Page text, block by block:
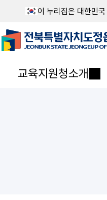
이 누리집은 대한민
교육지원청소개